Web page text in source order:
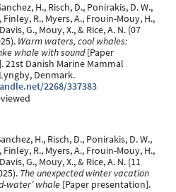
H., Risch, D., Ponirakis, D. W.,
R., Myers, A., Frouin-Mouy, H.,
G., Mouy, X., & Rice, A. N. (07
Warm waters, cool whales:
whale with sound[Paper
21st Danish Marine Mammal
Denmark.
2268/337383
H., Risch, D., Ponirakis, D. W.,
R., Myers, A., Frouin-Mouy, H.,
G., Mouy, X., & Rice, A. N. (11
The unexpected winter vacation
water’ whale [Paper presentation].